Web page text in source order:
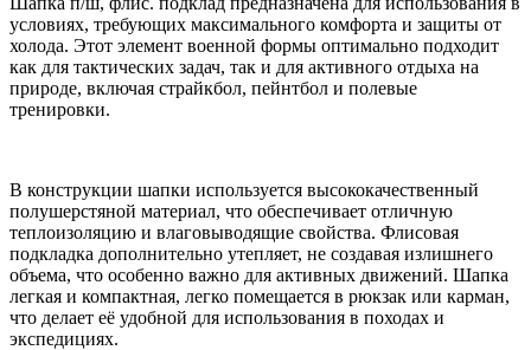
условиях, требующих максимального комфорта и защиты от
холода. Этот элемент военной формы оптимально подходит
как для тактических задач, так и для активного отдыха на
природе, включая страйкбол, пейнтбол и полевые
тренировки.
В конструкции шапки используется высококачественный
полушерстяной материал, что обеспечивает отличную
теплоизоляцию и влаговыводящие свойства. Флисовая
подкладка дополнительно утепляет, не создавая излишнего
объема, что особенно важно для активных движений. Шапка
легкая и компактная, легко помещается в рюкзак или карман,
что делает её удобной для использования в походах и
экспедициях.